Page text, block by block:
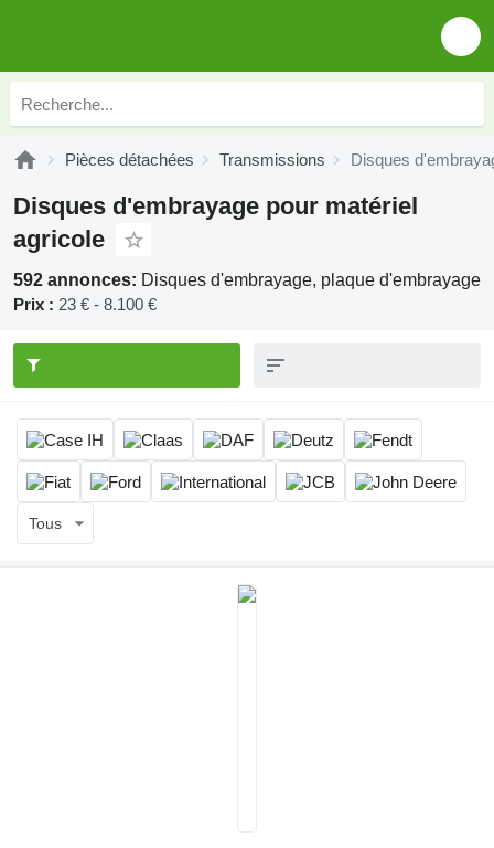
Pièces détachées Transmissions Disques
Disques d'embrayage pour matériel
agricole
592 annonces: Disques d'embrayage, plaque d'embrayage
Prix : 23 € - 8.100 €
Tous